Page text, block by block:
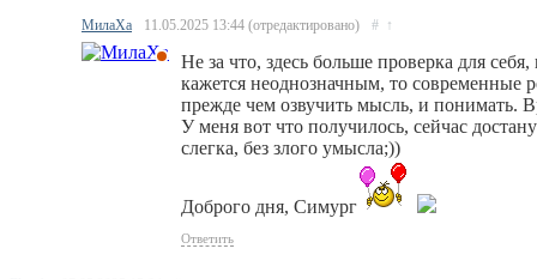
МилаХа 11.05.2025 13:44 (отредактировано) # ↑
Не за что, здесь больше проверка для
кажется неоднозначным, то современные
прежде чем озвучить мысль, и понимать.
У меня вот что получилось, сейчас
слегка, без злого умысла;))
Доброго дня, Симург
Ответить